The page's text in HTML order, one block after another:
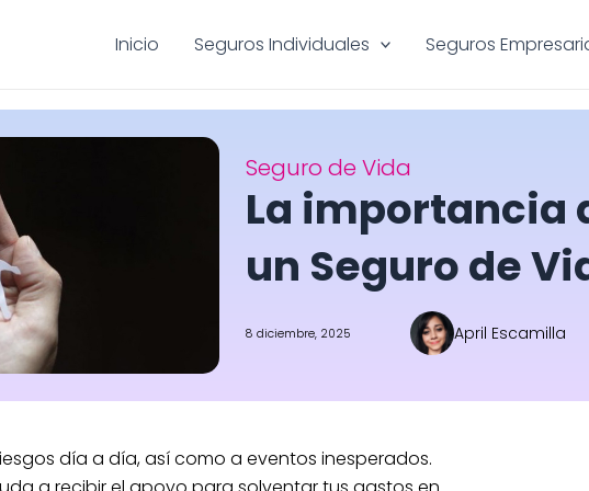
Inicio Seguros Individuales Seguros
Seguro de Vida
La importancia
un Seguro de
8 diciembre, 2025 April Escamilla
día a día, así como a eventos inesperados.